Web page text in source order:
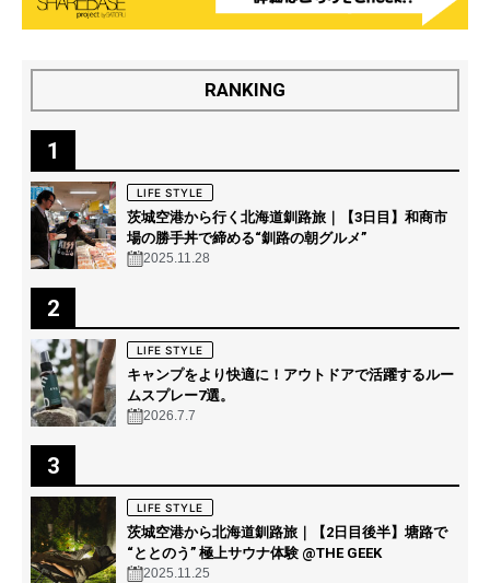
RANKING
1
LIFE STYLE
茨城空港から行く北海道釧路旅｜【3日目】和商市
場の勝手丼で締める“釧路の朝グルメ”
2025.11.28
2
LIFE STYLE
キャンプをより快適に！アウトドアで活躍するルー
ムスプレー7選。
2026.7.7
3
LIFE STYLE
茨城空港から北海道釧路旅｜【2日目後半】塘路で
“ととのう” 極上サウナ体験 @THE GEEK
2025.11.25